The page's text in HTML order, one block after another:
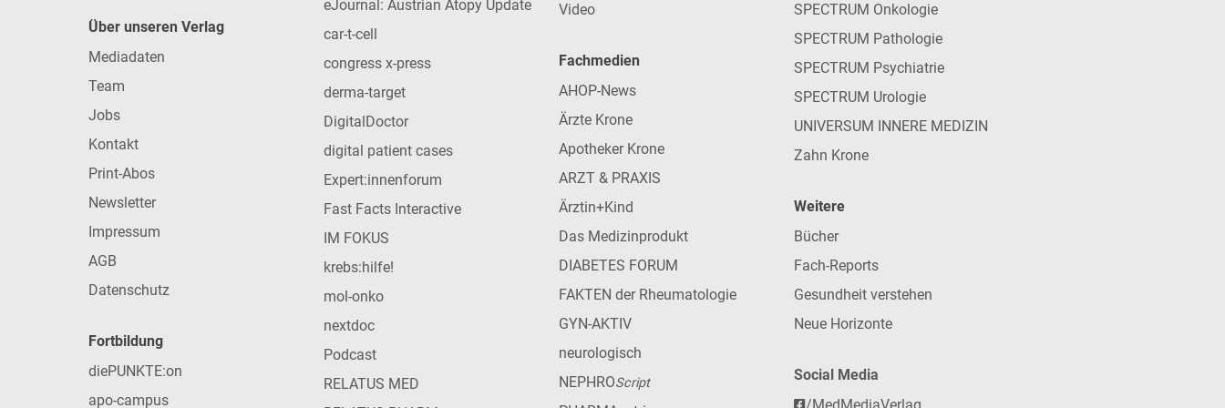
Über unseren Verlag
Mediadaten
Team
Jobs
Kontakt
Print-Abos
Newsletter
Impressum
AGB
Datenschutz
Fortbildung
diePUNKTE:on
apo-campus
eJournal: Austrian Atopy Update
car-t-cell
congress x-press
derma-target
DigitalDoctor
digital patient cases
Expert:innenforum
Fast Facts Interactive
IM FOKUS
krebs:hilfe!
mol-onko
nextdoc
Podcast
RELATUS MED
Video
Fachmedien
AHOP-News
Ärzte Krone
Apotheker Krone
ARZT & PRAXIS
Ärztin+Kind
Das Medizinprodukt
DIABETES FORUM
FAKTEN der Rheumatologie
GYN-AKTIV
neurologisch
NEPHROScript
SPECTRUM Onkologie
SPECTRUM Pathologie
SPECTRUM Psychiatrie
SPECTRUM Urologie
UNIVERSUM INNERE MEDIZIN
Zahn Krone
Weitere
Bücher
Fach-Reports
Gesundheit verstehen
Neue Horizonte
Social Media
/MedMediaVerlag